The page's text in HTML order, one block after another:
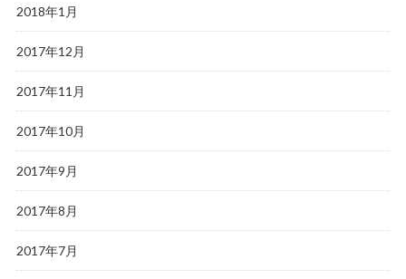
2018年1月
2017年12月
2017年11月
2017年10月
2017年9月
2017年8月
2017年7月